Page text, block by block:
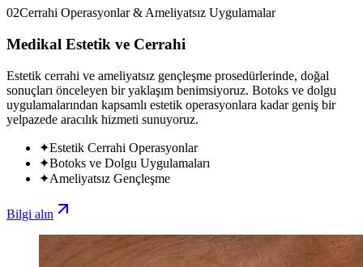
02Cerrahi Operasyonlar & Ameliyatsız Uygulamalar
Medikal Estetik ve Cerrahi
Estetik cerrahi ve ameliyatsız gençleşme prosedürlerinde, doğal
sonuçları önceleyen bir yaklaşım benimsiyoruz. Botoks ve dolgu
uygulamalarından kapsamlı estetik operasyonlara kadar geniş bir
yelpazede aracılık hizmeti sunuyoruz.
✦Estetik Cerrahi Operasyonlar
✦Botoks ve Dolgu Uygulamaları
✦Ameliyatsız Gençleşme
Bilgi alın